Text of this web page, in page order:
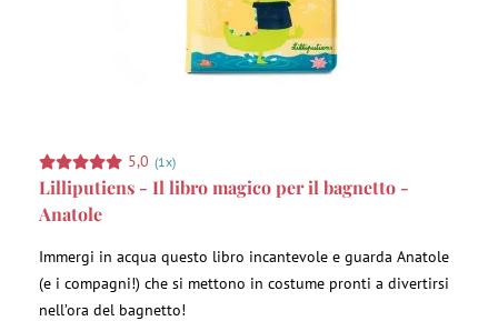
5,0 (1x)
Lilliputiens - Il libro magico per il bagnetto -
Anatole
Immergi in acqua questo libro incantevole e guarda Anatole
(e i compagni!) che si mettono in costume pronti a divertirsi
nell’ora del bagnetto!